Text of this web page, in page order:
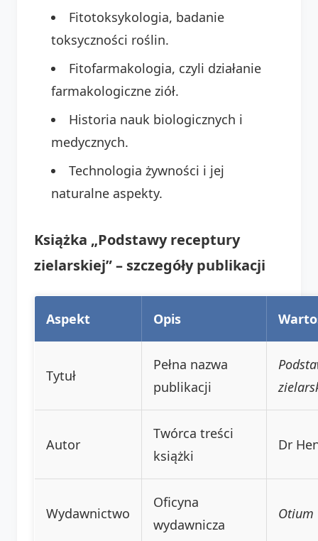
Fitotoksykologia, badanie
toksyczności roślin.
Fitofarmakologia, czyli działanie
farmakologiczne ziół.
Historia nauk biologicznych i
medycznych.
Technologia żywności i jej
naturalne aspekty.
Książka „Podstawy receptury
zielarskiej” – szczegóły publikacji
Aspekt Opis
Tytuł
Pełna nazwa
publikacji
Autor
Twórca treści
książki
Dr
Wydawnictwo
Oficyna
wydawnicza
Otium